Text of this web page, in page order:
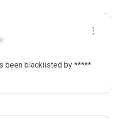
been blacklisted by *****